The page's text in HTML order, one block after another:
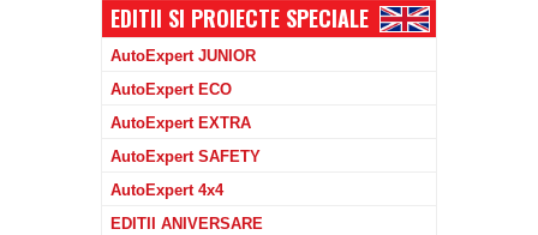
EDITII SI PROIECTE SPECIALE
AutoExpert JUNIOR
AutoExpert ECO
AutoExpert EXTRA
AutoExpert SAFETY
AutoExpert 4x4
EDITII ANIVERSARE